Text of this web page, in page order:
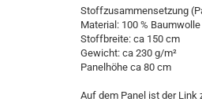
Stoffzusammensetzung
Material: 100 % Baumwolle
Stoffbreite: ca 150 cm
Gewicht: ca 230 g/m²
Panelhöhe ca 80 cm
Auf dem Panel ist der Link